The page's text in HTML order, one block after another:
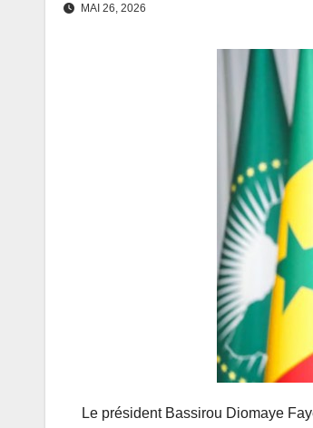
MAI 26, 2026
Le président Bassirou Diomaye